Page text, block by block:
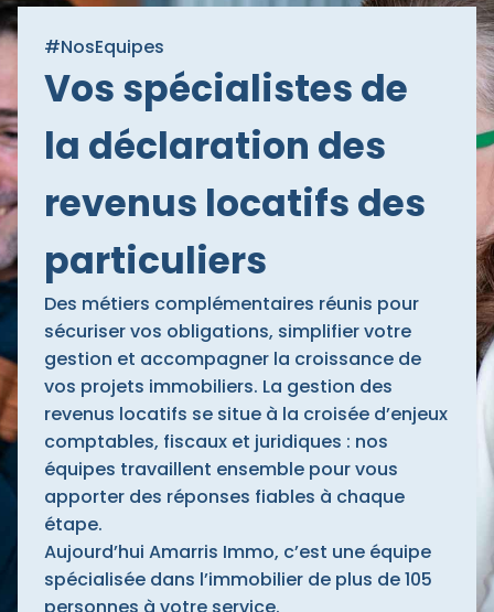
#NosEquipes
Vos spécialistes de
la déclaration des
revenus locatifs des
particuliers
Des métiers complémentaires réunis pour
sécuriser vos obligations, simplifier votre
gestion et accompagner la croissance de
vos projets immobiliers. La gestion des
revenus locatifs se situe à la croisée d’enjeux
comptables, fiscaux et juridiques : nos
équipes travaillent ensemble pour vous
apporter des réponses fiables à chaque
étape.
Aujourd’hui Amarris Immo, c’est une équipe
spécialisée dans l’immobilier de plus de 105